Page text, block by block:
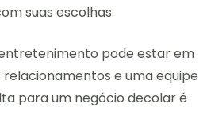
suas escolhas.
pode estar em
e uma equipe
para um negócio decolar é